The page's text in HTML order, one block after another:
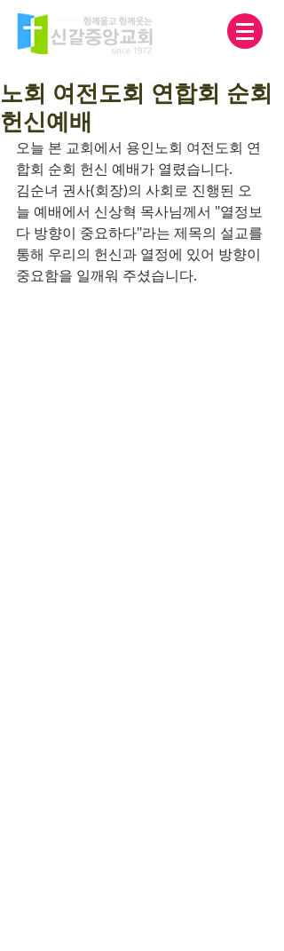
노회 여전도회 연합회 순회
헌신예배
오늘 본 교회에서 용인노회 여전도회 연
합회 순회 헌신 예배가 열렸습니다.
김순녀 권사(회장)의 사회로 진행된 오
늘 예배에서 신상혁 목사님께서 "열정보
다 방향이 중요하다"라는 제목의 설교를
통해 우리의 헌신과 열정에 있어 방향이
중요함을 일깨워 주셨습니다.